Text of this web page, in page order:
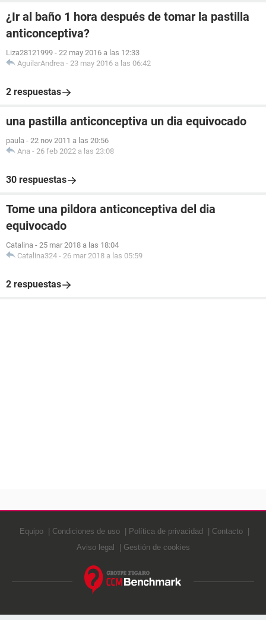
¿Ir al baño 1 hora después de tomar la pastilla
anticonceptiva?
Liza28121999 - 22 may 2016 a las 12:33
AguilarAndrea - 23 may 2016 a las 06:42
2 respuestas
una pastilla anticonceptiva un dia equivocado
paula - 22 nov 2011 a las 20:56
Ana - 26 feb 2022 a las 23:08
30 respuestas
Tome una pildora anticonceptiva del dia
equivocado
Catalina - 25 mar 2018 a las 18:04
Catalina324 - 26 mar 2018 a las 05:59
2 respuestas
Equipo Condiciones de uso Política de privacidad
Contacto
Aviso legal
Gestión de cookies